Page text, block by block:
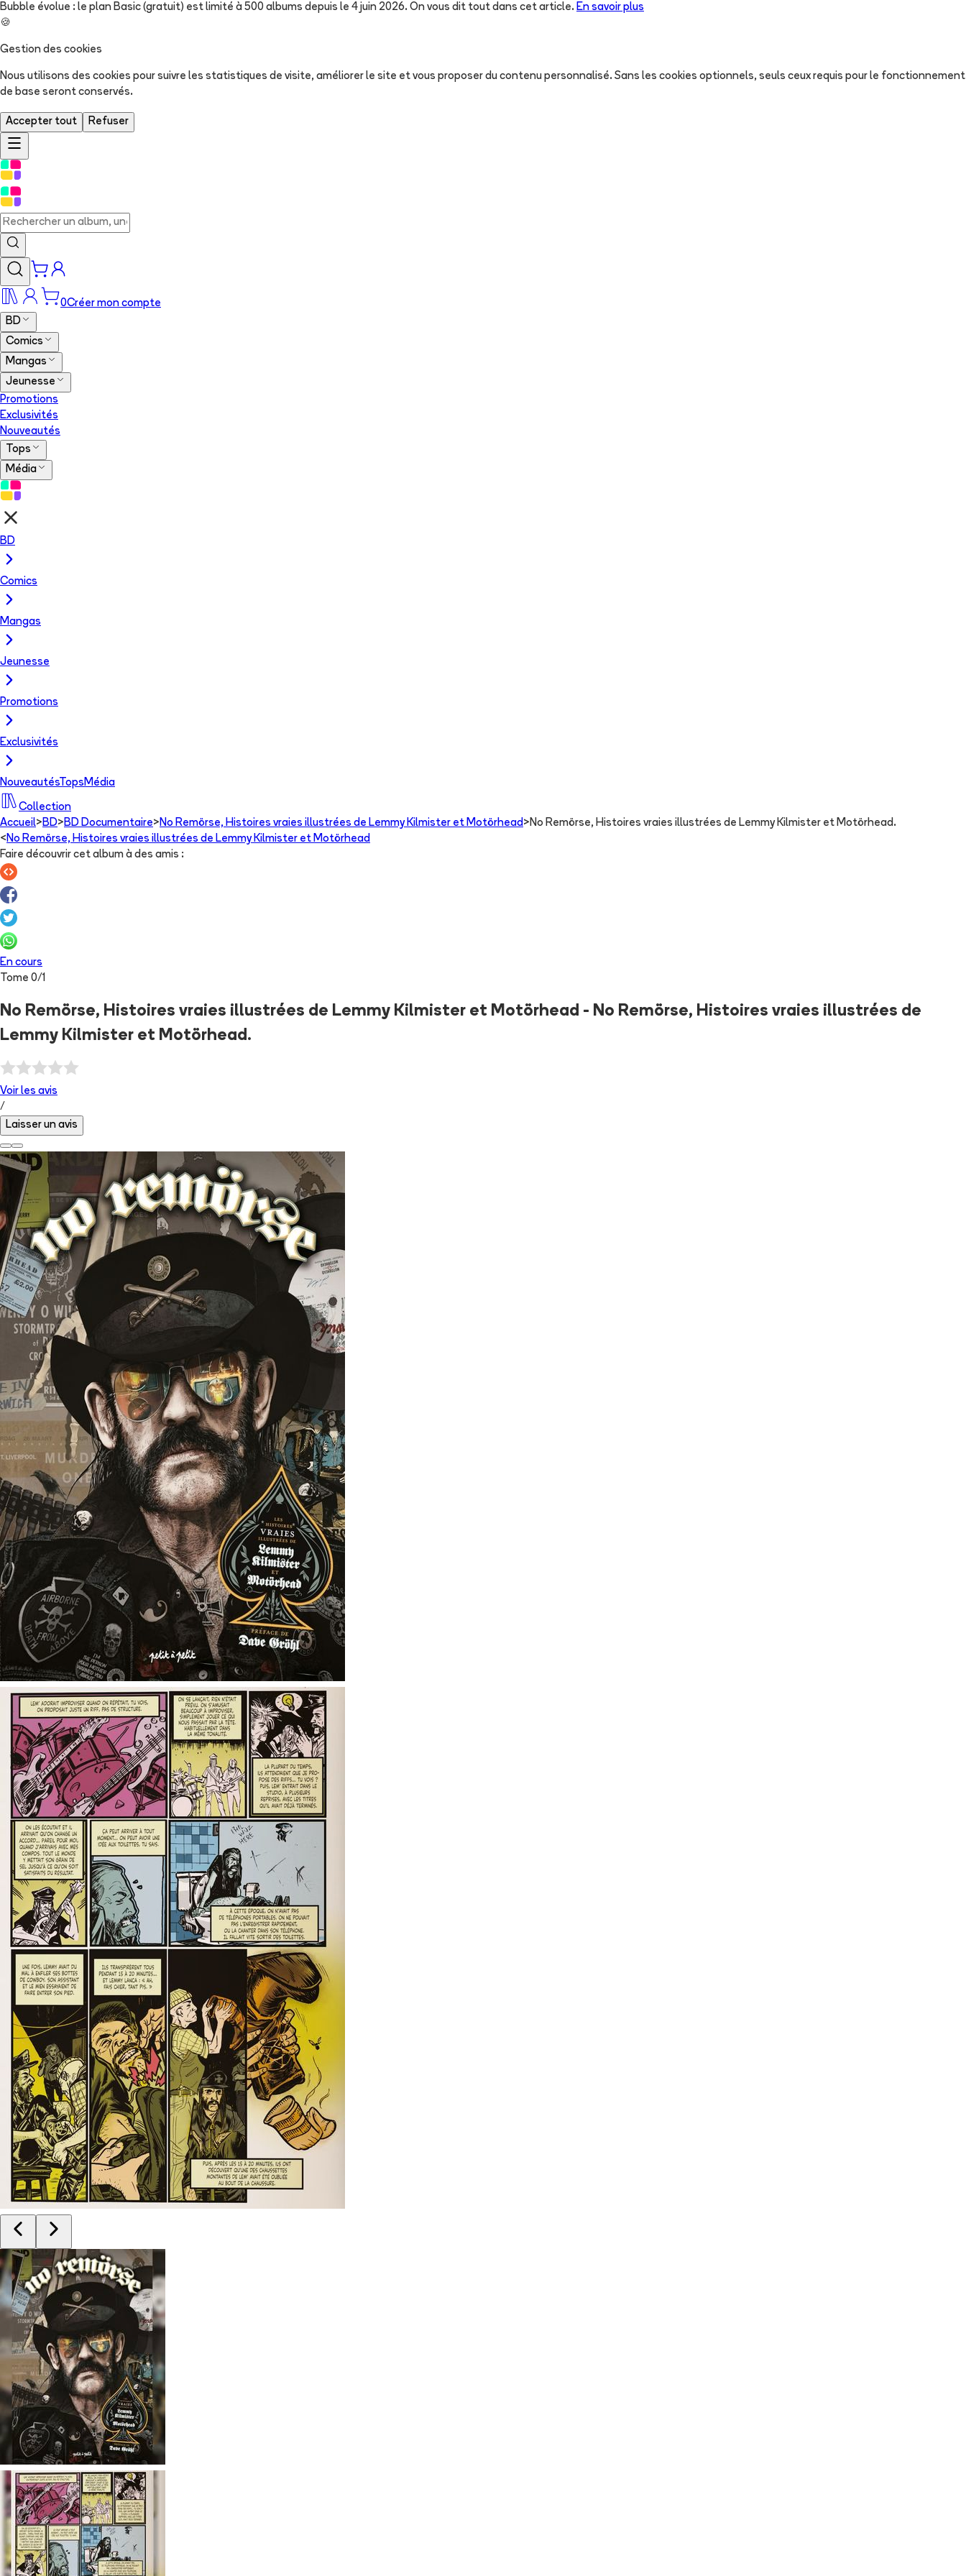
Bubble évolue : le plan Basic (gratuit) est limité à 500 albums depuis le 4 juin 2026. On vous dit tout dans cet article. En savoir plus
🍪
Gestion des cookies
Nous utilisons des cookies pour suivre les statistiques de visite, améliorer le site et vous proposer du contenu personnalisé. Sans les cookies optionnels, seuls ceux requis pour le fonctionnement
de base seront conservés.
Accepter tout Refuser
0Créer mon compte
BD
Comics
Mangas
Jeunesse
Promotions
Exclusivités
Nouveautés
Tops
Média
BD
Comics
Mangas
Jeunesse
Promotions
Exclusivités
NouveautésTops Média
Collection
Accueil> BD> BD Documentaire> No Remörse, Histoires vraies illustrées de Lemmy Kilmister et Motörhead > No Remörse, Histoires vraies illustrées de Lemmy Kilmister et Motörhead.
< No Remörse, Histoires vraies illustrées de Lemmy Kilmister et Motörhead
Faire découvrir cet album à des amis :
En cours
Tome 0/1
No Remörse, Histoires vraies illustrées de Lemmy Kilmister et Motörhead - No Remörse, Histoires vraies illustrées de
Lemmy Kilmister et Motörhead.
Voir les avis
/
Laisser un avis